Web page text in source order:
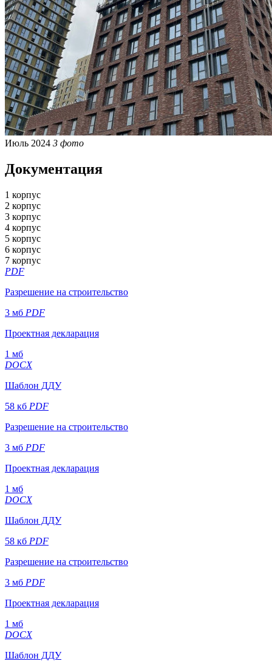
Июль 2024 3 фото
Документация
1 корпус
2 корпус
3 корпус
4 корпус
5 корпус
6 корпус
7 корпус
PDF
Разрешение на строительство
3 мб PDF
Проектная декларация
1 мб
DOCX
Шаблон ДДУ
58 кб PDF
Разрешение на строительство
3 мб PDF
Проектная декларация
1 мб
DOCX
Шаблон ДДУ
58 кб PDF
Разрешение на строительство
3 мб PDF
Проектная декларация
1 мб
DOCX
Шаблон ДДУ